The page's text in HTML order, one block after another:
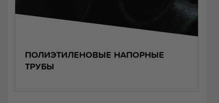
ПОЛИЭТИЛЕНОВЫЕ НАПОРНЫЕ
ТРУБЫ